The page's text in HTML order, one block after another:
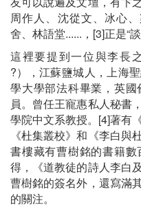
周作人、沈從文、冰心
舍、林語堂......，[3]正是“
這裡要提到一位與李長
?），江蘇鹽城人，上海
學大學部法科畢業，英
員。曾任王寵惠私人秘書
學院中文系教授。[4]著有
《杜集叢校》和《李白與
書樓藏有曹樹銘的書籍
得，《道教徒的詩人李白
曹樹銘的簽名外，還寫滿
的關注。